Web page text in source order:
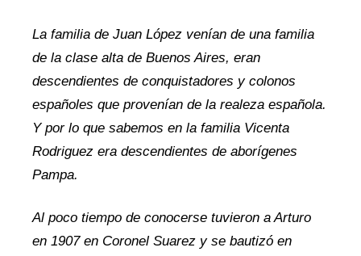
La familia de Juan López venían de una familia
de la clase alta de Buenos Aires, eran
descendientes de conquistadores y colonos
españoles que provenían de la realeza española.
Y por lo que sabemos en la familia Vicenta
Rodriguez era descendientes de aborígenes
Pampa.
Al poco tiempo de conocerse tuvieron a Arturo
en 1907 en Coronel Suarez y se bautizó en